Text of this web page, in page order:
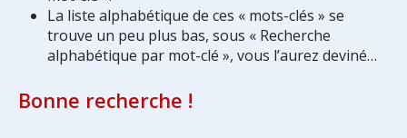
La liste alphabétique de ces « mots-clés » se
trouve un peu plus bas, sous « Recherche
alphabétique par mot-clé », vous l’aurez deviné…
Bonne recherche !